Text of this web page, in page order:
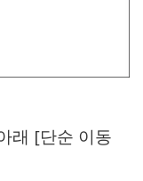
래 [단순 이동